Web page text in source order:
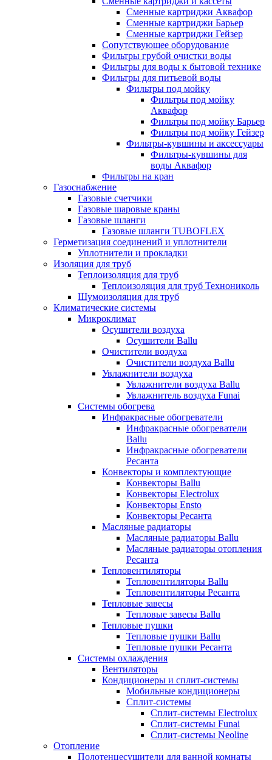
Сменные картриджи Аквафор
Сменные картриджи Барьер
Сменные картриджи Гейзер
Сопутствующее оборудование
Фильтры грубой очистки воды
Фильтры для воды к бытовой технике
Фильтры для питьевой воды
Фильтры под мойку
Фильтры под мойку
Аквафор
Фильтры под мойку Барьер
Фильтры под мойку Гейзер
Фильтры-кувшины и аксессуары
Фильтры-кувшины для
воды Аквафор
Фильтры на кран
Газоснабжение
Газовые счетчики
Газовые шаровые краны
Газовые шланги
Газовые шланги TUBOFLEX
Герметизация соединений и уплотнители
Уплотнители и прокладки
Изоляция для труб
Теплоизоляция для труб
Теплоизоляция для труб Технониколь
Шумоизоляция для труб
Климатические системы
Микроклимат
Осушители воздуха
Осушители Ballu
Очистители воздуха
Очистители воздуха Ballu
Увлажнители воздуха
Увлажнители воздуха Ballu
Увлажнитель воздуха Funai
Системы обогрева
Инфракрасные обогреватели
Инфракрасные обогреватели
Ballu
Инфракрасные обогреватели
Ресанта
Конвекторы и комплектующие
Конвекторы Ballu
Конвекторы Electrolux
Конвекторы Ensto
Конвекторы Ресанта
Масляные радиаторы
Масляные радиаторы Ballu
Масляные радиаторы отопления
Ресанта
Тепловентиляторы
Тепловентиляторы Ballu
Тепловентиляторы Ресанта
Тепловые завесы
Тепловые завесы Ballu
Тепловые пушки
Тепловые пушки Ballu
Тепловые пушки Ресанта
Системы охлаждения
Вентиляторы
Кондиционеры и сплит-системы
Мобильные кондиционеры
Сплит-системы
Сплит-системы Electrolux
Сплит-системы Funai
Сплит-системы Neoline
Отопление
Полотенцесушители для ванной комнаты